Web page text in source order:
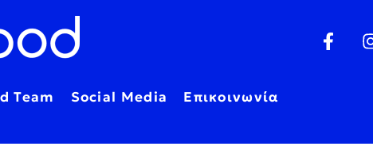
Team Social Media Επικοινωνία